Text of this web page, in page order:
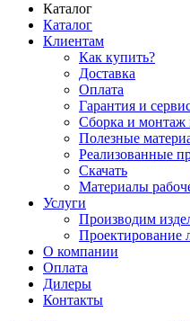
Каталог
Каталог
Клиентам
Как купить?
Доставка
Оплата
Гарантия и
Сборка и монтаж
Полезные
Реализованные
Скачать
Материалы
Услуги
Производим
Проектирование
О компании
Оплата
Дилеры
Контакты